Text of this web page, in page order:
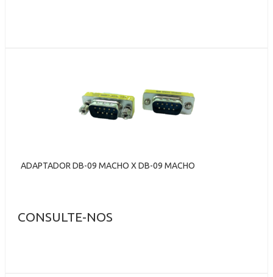
ADAPTADOR DB-09 MACHO X DB-09 MACHO
CONSULTE-NOS